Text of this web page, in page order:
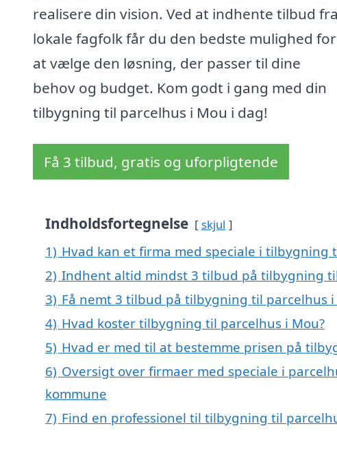
realisere din vision. Ved at indhente tilbud fra
lokale fagfolk får du den bedste mulighed for
at vælge den løsning, der passer til dine
behov og budget. Kom godt i gang med din
tilbygning til parcelhus i Mou i dag!
Få 3 tilbud, gratis og uforpligtende
Indholdsfortegnelse skjul
1) Hvad kan et firma med speciale i
2) Indhent altid mindst 3 tilbud på tilbygning
3) Få nemt 3 tilbud på tilbygning til parcelhus
4) Hvad koster tilbygning til parcelhus i Mou?
5) Hvad er med til at bestemme prisen på
6) Oversigt over firmaer med speciale i
kommune
7) Find en professionel til tilbygning til